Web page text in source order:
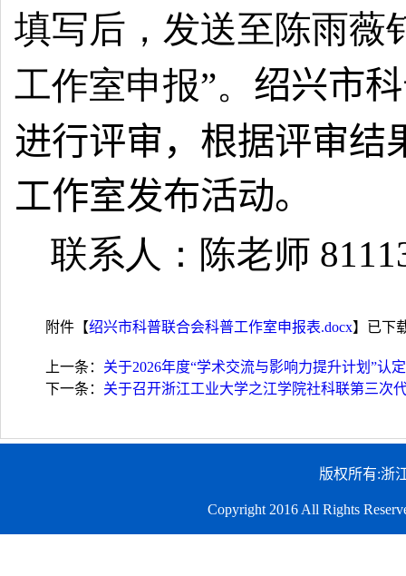
填写后，发送至陈雨薇
工作室申报”。 绍兴市
进行评审，根据评审结
工作室发布活动。
联系人：陈老师
附件【绍兴市科普联合会科普工作室申报表.docx】已下
上一条： 关于2026年度“学术交流与影响力提升计划”认
下一条： 关于召开浙江工业大学之江学院社科联第三次
版权所有:浙
Copyright 2016 All Rights